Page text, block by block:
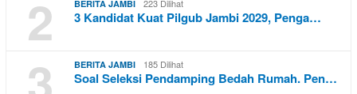
2 BERITA JAMBI 223 Dilihat
3 Kandidat Kuat Pilgub Jambi 2029, Penga…
BERITA JAMBI 185 Dilihat
Soal Seleksi Pendamping Bedah Rumah. Pen…